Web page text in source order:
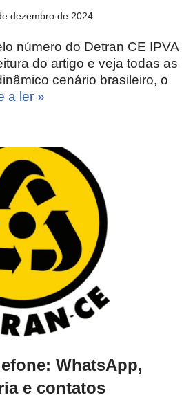
dezembro de 2024
número do Detran CE IPVA
do artigo e veja todas as
cenário brasileiro, o
a ler »
WhatsApp,
e contatos